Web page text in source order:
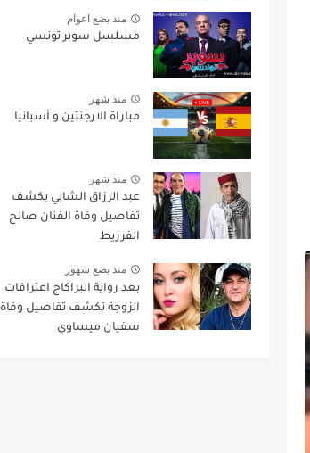
منذ بضع اعوام
مسلسل سوبر تونسي
منذ شهر
مباراة الارجنتين و أسبانيا
منذ شهر
عبد الرزاق الشابي يكشف
تفاصيل وفاة الفنان صالح
الفرزيط
منذ بضع شهور
بعد رواية البراكاج اعترافات
الزوجة تكشف تفاصيل وفاة
سفيان ميساوي